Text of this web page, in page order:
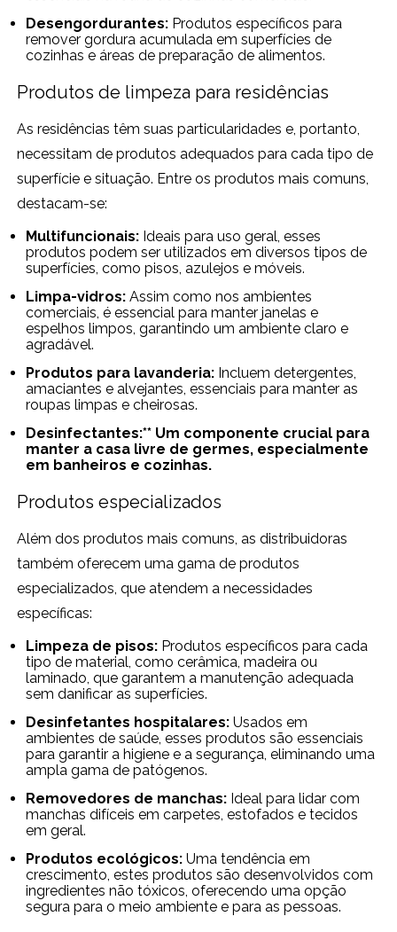
Desengordurantes: Produtos específicos para
remover gordura acumulada em superfícies de
cozinhas e áreas de preparação de alimentos.
Produtos de limpeza para residências
As residências têm suas particularidades e, portanto,
necessitam de produtos adequados para cada tipo de
superfície e situação. Entre os produtos mais comuns,
destacam-se:
Multifuncionais: Ideais para uso geral, esses
produtos podem ser utilizados em diversos tipos de
superfícies, como pisos, azulejos e móveis.
Limpa-vidros: Assim como nos ambientes
comerciais, é essencial para manter janelas e
espelhos limpos, garantindo um ambiente claro e
agradável.
Produtos para lavanderia: Incluem detergentes,
amaciantes e alvejantes, essenciais para manter as
roupas limpas e cheirosas.
Desinfectantes:** Um componente crucial para
manter a casa livre de germes, especialmente
em banheiros e cozinhas.
Produtos especializados
Além dos produtos mais comuns, as distribuidoras
também oferecem uma gama de produtos
especializados, que atendem a necessidades
específicas:
Limpeza de pisos: Produtos específicos para cada
tipo de material, como cerâmica, madeira ou
laminado, que garantem a manutenção adequada
sem danificar as superfícies.
Desinfetantes hospitalares: Usados em
ambientes de saúde, esses produtos são essenciais
para garantir a higiene e a segurança, eliminando uma
ampla gama de patógenos.
Removedores de manchas: Ideal para lidar com
manchas difíceis em carpetes, estofados e tecidos
em geral.
Produtos ecológicos: Uma tendência em
crescimento, estes produtos são desenvolvidos com
ingredientes não tóxicos, oferecendo uma opção
segura para o meio ambiente e para as pessoas.